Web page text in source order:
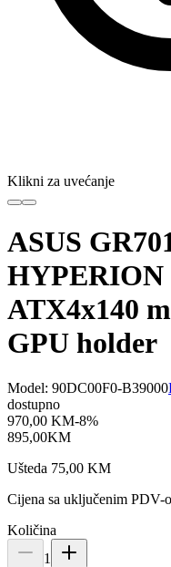
Klikni za uvećanje
ASUS
HYPERION
ATX4x140
GPU holder
Model: 90DC00F0-B39000
dostupno
970,00 KM-8%
895,00KM
Ušteda 75,00 KM
Cijena sa uključenim PDV-
Količina
1